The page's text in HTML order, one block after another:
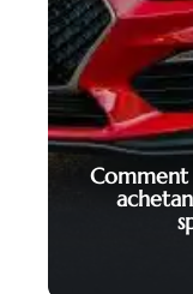
Comment